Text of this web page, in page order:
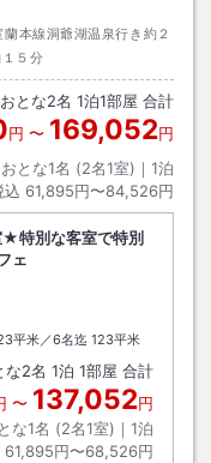
本線洞爺湖温泉行き約２
５分
おとな2名 1泊1部屋 合計
円 〜 169,052円
おとな1名 (2名1室)｜ 1泊
込 61,895円〜84,526円
★特別な客室で特別
ェ
平米／6名迄 123平米
な2名 1泊 1部屋 合計
〜 137,052円
な1名 (2名1室)｜ 1泊
61,895円〜68,526円